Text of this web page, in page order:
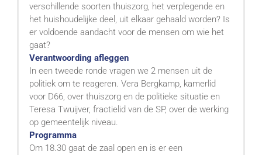
verschillende soorten thuiszorg, het verplegende en
het huishoudelijke deel, uit elkaar gehaald worden? Is
er voldoende aandacht voor de mensen om wie het
gaat?
Verantwoording afleggen
In een tweede ronde vragen we 2 mensen uit de
politiek om te reageren. Vera Bergkamp, kamerlid
voor D66, over thuiszorg en de politieke situatie en
Teresa Twuijver, fractielid van de SP, over de werking
op gemeentelijk niveau.
Programma
Om 18.30 gaat de zaal open en is er een